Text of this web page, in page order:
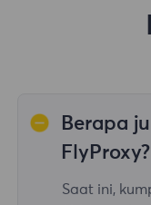
Berapa
FlyProxy?
Saat ini,